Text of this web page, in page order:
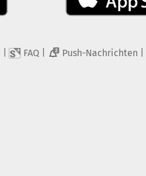
FAQ 2 Push-Nachrichten